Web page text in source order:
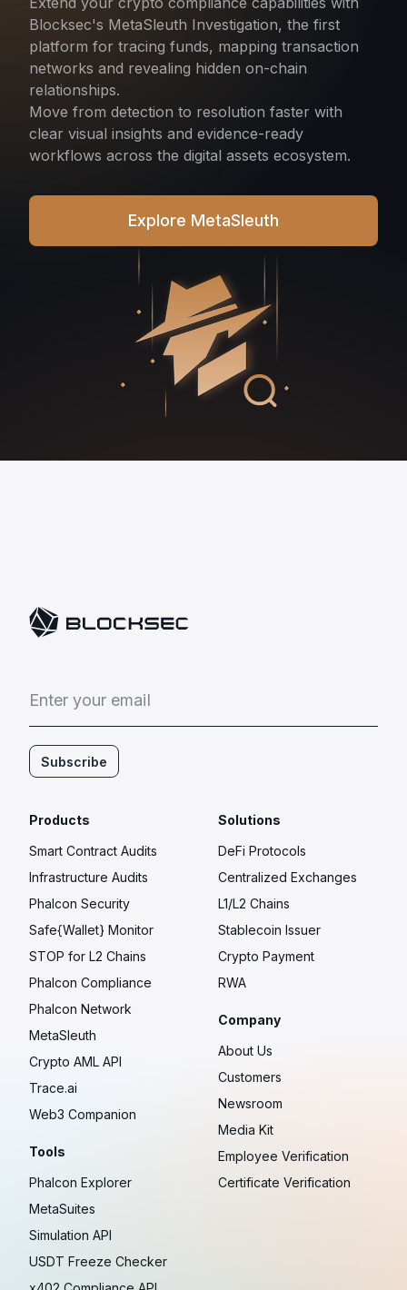
Blocksec's MetaSleuth Investigation, the first
platform for tracing funds, mapping transaction
networks and revealing hidden on-chain
relationships.
Move from detection to resolution faster with
clear visual insights and evidence-ready
workflows across the digital assets ecosystem.
Explore MetaSleuth
Enter your email
Subscribe
Products
Smart Contract Audits
Infrastructure Audits
Phalcon Security
Safe{Wallet} Monitor
STOP for L2 Chains
Phalcon Compliance
Phalcon Network
MetaSleuth
Crypto AML API
Trace.ai
Web3 Companion
Tools
Phalcon Explorer
MetaSuites
Simulation API
USDT Freeze Checker
Solutions
DeFi Protocols
Centralized Exchanges
L1/L2 Chains
Stablecoin Issuer
Crypto Payment
RWA
Company
About Us
Customers
Newsroom
Media Kit
Employee Verification
Certificate Verification